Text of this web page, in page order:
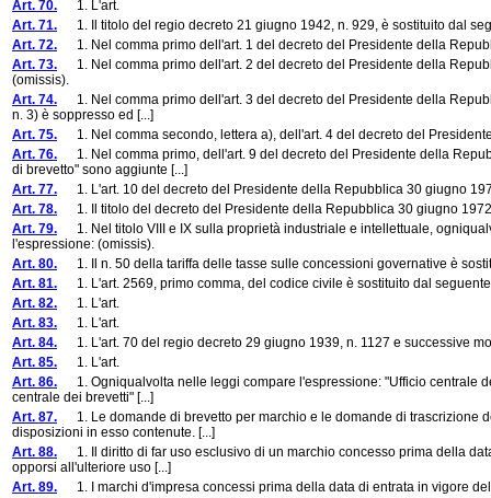
Art. 70. 1. L'art.
Art. 71. 1. Il titolo del regio decreto 21 giugno 1942, n. 929, è sostituito dal
Art. 72. 1. Nel comma primo dell'art. 1 del decreto del Presidente della
Art. 73. 1. Nel comma primo dell'art. 2 del decreto del Presidente della
(omissis).
Art. 74. 1. Nel comma primo dell'art. 3 del decreto del Presidente della
n. 3) è soppresso ed [...]
Art. 75. 1. Nel comma secondo, lettera a), dell'art. 4 del decreto del
Art. 76. 1. Nel comma primo, dell'art. 9 del decreto del Presidente della
di brevetto" sono aggiunte [...]
Art. 77. 1. L'art. 10 del decreto del Presidente della Repubblica 30 giugno
Art. 78. 1. Il titolo del decreto del Presidente della Repubblica 30 giugno
Art. 79. 1. Nel titolo VIII e IX sulla proprietà industriale e intellettuale,
l'espressione: (omissis).
Art. 80. 1. Il n. 50 della tariffa delle tasse sulle concessioni governative è
Art. 81. 1. L'art. 2569, primo comma, del codice civile è sostituito dal
Art. 82. 1. L'art.
Art. 83. 1. L'art.
Art. 84. 1. L'art. 70 del regio decreto 29 giugno 1939, n. 1127 e successive
Art. 85. 1. L'art.
Art. 86. 1. Ogniqualvolta nelle leggi compare l'espressione: "Ufficio centrale
centrale dei brevetti" [...]
Art. 87. 1. Le domande di brevetto per marchio e le domande di trascrizione
disposizioni in esso contenute. [...]
Art. 88. 1. Il diritto di far uso esclusivo di un marchio concesso prima della
opporsi all'ulteriore uso [...]
Art. 89. 1. I marchi d'impresa concessi prima della data di entrata in vigore